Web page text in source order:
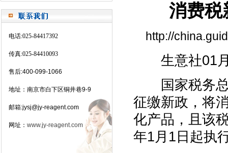
电话:025-84417392
传真:025-84410093
售后:400-099-1066
地址：南京市白下区铜井巷9-9
邮箱:jysj@jy-reagent.com
网址： www.jy-reagent.com
消费税
http://
生意社01月
国家税务总
征缴新政，将
化产品，且该
年1月1日起执